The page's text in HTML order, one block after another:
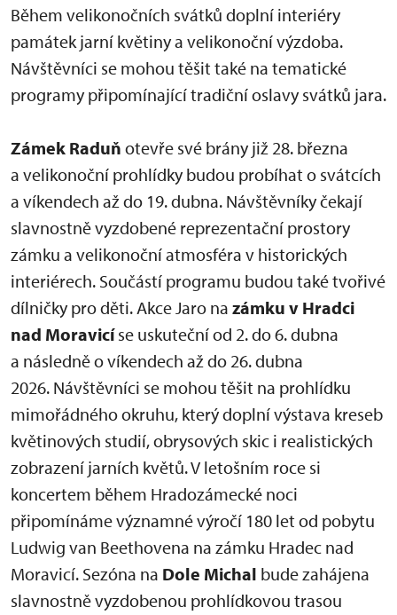
Během velikonočních svátků doplní interiéry
památek jarní květiny a velikonoční výzdoba.
Návštěvníci se mohou těšit také na tematické
programy připomínající tradiční oslavy svátků jara.
Zámek Raduň otevře své brány již 28. března
a velikonoční prohlídky budou probíhat o svátcích
a víkendech až do 19. dubna. Návštěvníky čekají
slavnostně vyzdobené reprezentační prostory
zámku a velikonoční atmosféra v historických
interiérech. Součástí programu budou také tvořivé
dílničky pro děti. Akce Jaro na zámku v Hradci
nad Moravicíse uskuteční od 2. do 6. dubna
a následně o víkendech až do 26. dubna
2026. Návštěvníci se mohou těšit na prohlídku
mimořádného okruhu, který doplní výstava kreseb
květinových studií, obrysových skic i realistických
zobrazení jarních květů. V letošním roce si
koncertem během Hradozámecké noci
připomínáme významné výročí 180 let od pobytu
Ludwig van Beethovena na zámku Hradec nad
Moravicí. Sezóna na Dole Michal bude zahájena
slavnostně vyzdobenou prohlídkovou trasou